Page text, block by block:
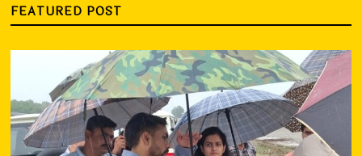
FEATURED POST